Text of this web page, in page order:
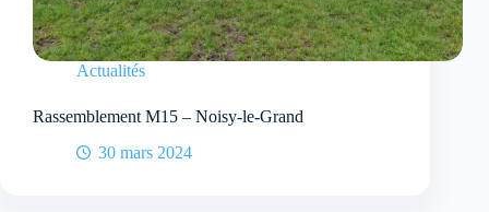
Actualités
Rassemblement M15 – Noisy-le-Grand
30 mars 2024